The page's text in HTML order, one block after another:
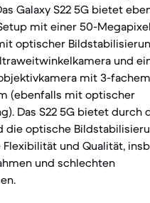
Galaxy S22 5G bietet
mit einer 50-
optischer
und
mit 3-fachem
(ebenfalls mit optischer
Das S22 5G bietet durch
die optische
und Qualität,
und schlechten